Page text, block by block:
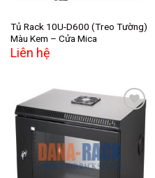
Tủ Rack 10U-D600 (Treo Tường)
Màu Kem – Cửa Mica
Liên hệ
Add to
wishlist